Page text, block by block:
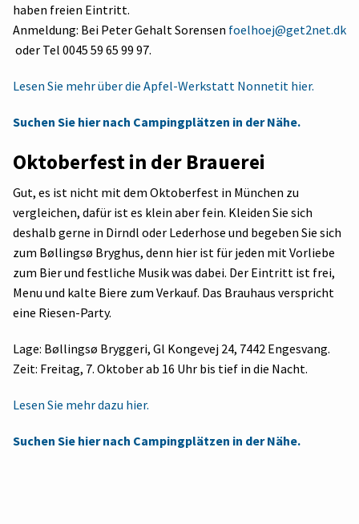
haben freien Eintritt.
Anmeldung: Bei Peter Gehalt Sorensen foelhoej@get2net.dk
oder Tel 0045 59 65 99 97.
Lesen Sie mehr über die Apfel-Werkstatt Nonnetit hier.
Suchen Sie hier nach Campingplätzen in der Nähe.
Oktoberfest in der Brauerei
Gut, es ist nicht mit dem Oktoberfest in München zu
vergleichen, dafür ist es klein aber fein. Kleiden Sie sich
deshalb gerne in Dirndl oder Lederhose und begeben Sie sich
zum Bøllingsø Bryghus, denn hier ist für jeden mit Vorliebe
zum Bier und festliche Musik was dabei. Der Eintritt ist frei,
Menu und kalte Biere zum Verkauf. Das Brauhaus verspricht
eine Riesen-Party.
Lage: Bøllingsø Bryggeri, Gl Kongevej 24, 7442 Engesvang.
Zeit: Freitag, 7. Oktober ab 16 Uhr bis tief in die Nacht.
Lesen Sie mehr dazu hier.
Suchen Sie hier nach Campingplätzen in der Nähe.